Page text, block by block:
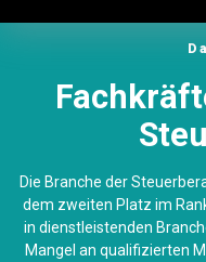
Die Branche der
dem zweiten Platz im
in dienstleistenden
Mangel an qualifizierten